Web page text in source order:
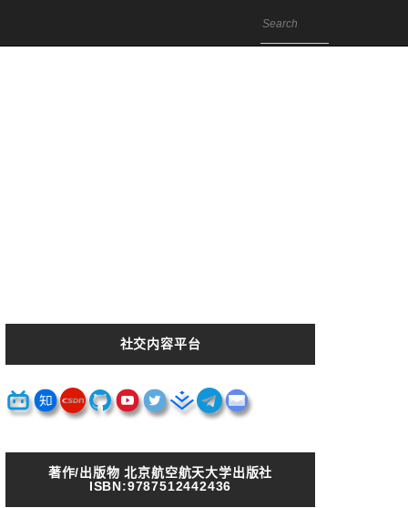
社交内容平台
著作/出版物 北京航空航天大学出版社
ISBN:9787512442436